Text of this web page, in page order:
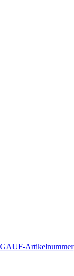
Artikelnummer